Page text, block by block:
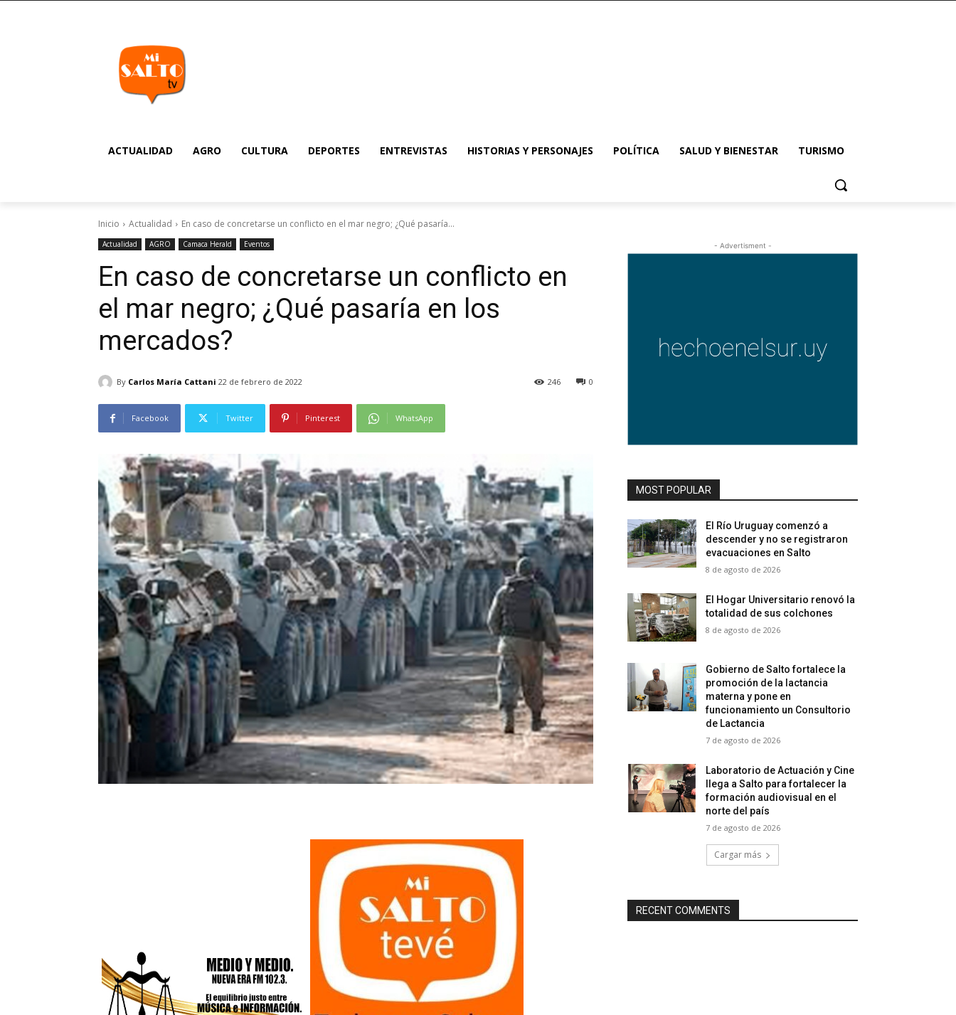
ACTUALIDAD AGRO CULTURA DEPORTES ENTREVISTAS HISTORIAS Y PERSONAJES POLÍTICA SALUD Y BIENESTAR TURISMO
Inicio Actualidad En caso de concretarse un conflicto en el mar negro; ¿Qué pasaría...
Actualidad AGRO Camaca Herald Eventos
En caso de concretarse un conflicto en
el mar negro; ¿Qué pasaría en los
mercados?
By Carlos María Cattani 22 de febrero de 2022 0
246
Facebook Twitter Pinterest WhatsApp
- Advertisment -
MOST POPULAR
El Río Uruguay comenzó a
descender y no se registraron
evacuaciones en Salto
8 de agosto de 2026
El Hogar Universitario renovó la
totalidad de sus colchones
8 de agosto de 2026
Gobierno de Salto fortalece la
promoción de la lactancia
materna y pone en
funcionamiento un Consultorio
de Lactancia
7 de agosto de 2026
Laboratorio de Actuación y Cine
llega a Salto para fortalecer la
formación audiovisual en el
norte del país
7 de agosto de 2026
Cargar más
RECENT COMMENTS